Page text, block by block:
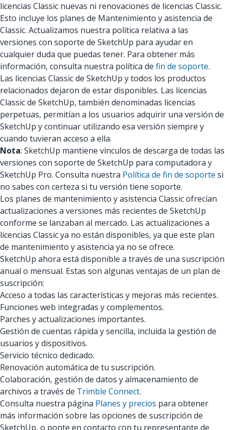
licencias Classic nuevas ni renovaciones de licencias Classic.
Esto incluye los planes de Mantenimiento y asistencia de
Classic. Actualizamos nuestra política relativa a las
versiones con soporte de SketchUp para ayudar en
cualquier duda que puedas tener. Para obtener más
información, consulta nuestra política de fin de soporte.
Las licencias Classic de SketchUp y todos los productos
relacionados dejaron de estar disponibles. Las licencias
Classic de SketchUp, también denominadas licencias
perpetuas, permitían a los usuarios adquirir una versión de
SketchUp y continuar utilizando esa versión siempre y
cuando tuvieran acceso a ella.
Nota: SketchUp mantiene vínculos de descarga de todas las
versiones con soporte de SketchUp para computadora y
SketchUp Pro. Consulta nuestra Política de fin de soporte si
no sabes con certeza si tu versión tiene soporte.
Los planes de mantenimiento y asistencia Classic ofrecían
actualizaciones a versiones más recientes de SketchUp
conforme se lanzaban al mercado. Las actualizaciones a
licencias Classic ya no están disponibles, ya que este plan
de mantenimiento y asistencia ya no se ofrece.
SketchUp ahora está disponible a través de una suscripción
anual o mensual. Estas son algunas ventajas de un plan de
suscripción:
Acceso a todas las características y mejoras más recientes.
Funciones web integradas y complementos.
Parches y actualizaciones importantes.
Gestión de cuentas rápida y sencilla, incluida la gestión de
usuarios y dispositivos.
Servicio técnico dedicado.
Renovación automática de tu suscripción.
Colaboración, gestión de datos y almacenamiento de
archivos a través de Trimble Connect.
Consulta nuestra página Planes y precios para obtener
más información sobre las opciones de suscripción de
SketchUp, o ponte en contacto con tu representante de